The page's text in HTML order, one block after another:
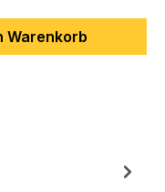
Warenkorb